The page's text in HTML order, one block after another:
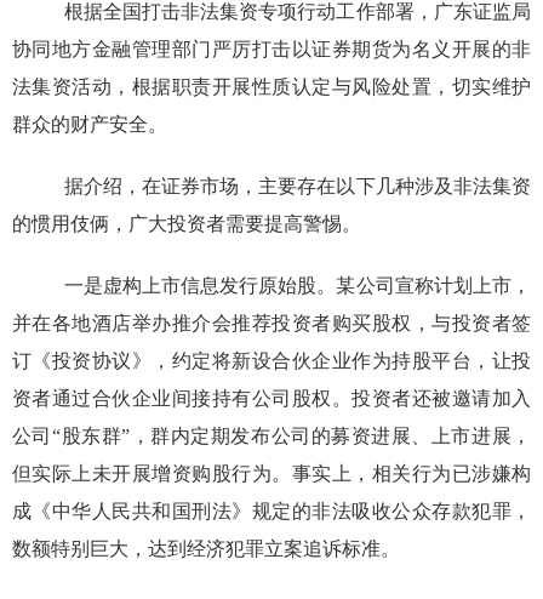
根据全国打击非法集资专项行动工作部署，广东证监局
协同地方金融管理部门严厉打击以证券期货为名义开展的非
法集资活动，根据职责开展性质认定与风险处置，切实维护
群众的财产安全。
据介绍，在证券市场，主要存在以下几种涉及非法集资
的惯用伎俩，广大投资者需要提高警惕。
一是虚构上市信息发行原始股。某公司宣称计划上市，
并在各地酒店举办推介会推荐投资者购买股权，与投资者签
订《投资协议》，约定将新设合伙企业作为持股平台，让投
资者通过合伙企业间接持有公司股权。投资者还被邀请加入
公司“股东群”，群内定期发布公司的募资进展、上市进展，
但实际上未开展增资购股行为。事实上，相关行为已涉嫌构
成《中华人民共和国刑法》规定的非法吸收公众存款犯罪，
数额特别巨大，达到经济犯罪立案追诉标准。